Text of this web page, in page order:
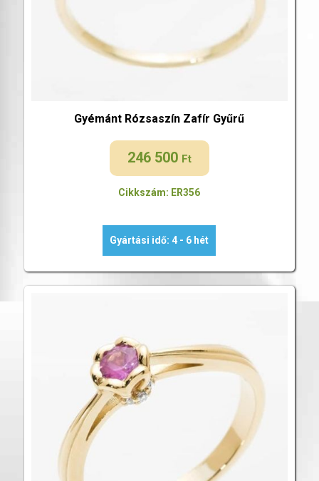
Gyémánt Rózsaszín Zafír Gyűrű
246 500 Ft
Cikkszám: ER356
Gyártási idő: 4 - 6 hét